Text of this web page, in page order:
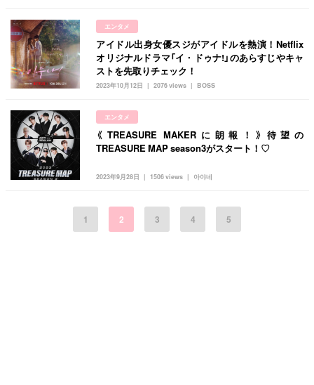
エンタメ
2023年10月12日 BOSS
2076 views
アイドル出身女優スジがアイドルを熱演！Netflix
オリジナルドラマ「イ・ドゥナ!」のあらすじやキャ
ストを先取りチェック！
エンタメ
2023年9月28日 아야네
1506 views
《TREASURE MAKERに朗報！》待望の
TREASURE MAP season3がスタート！♡
1 2 3 4 5